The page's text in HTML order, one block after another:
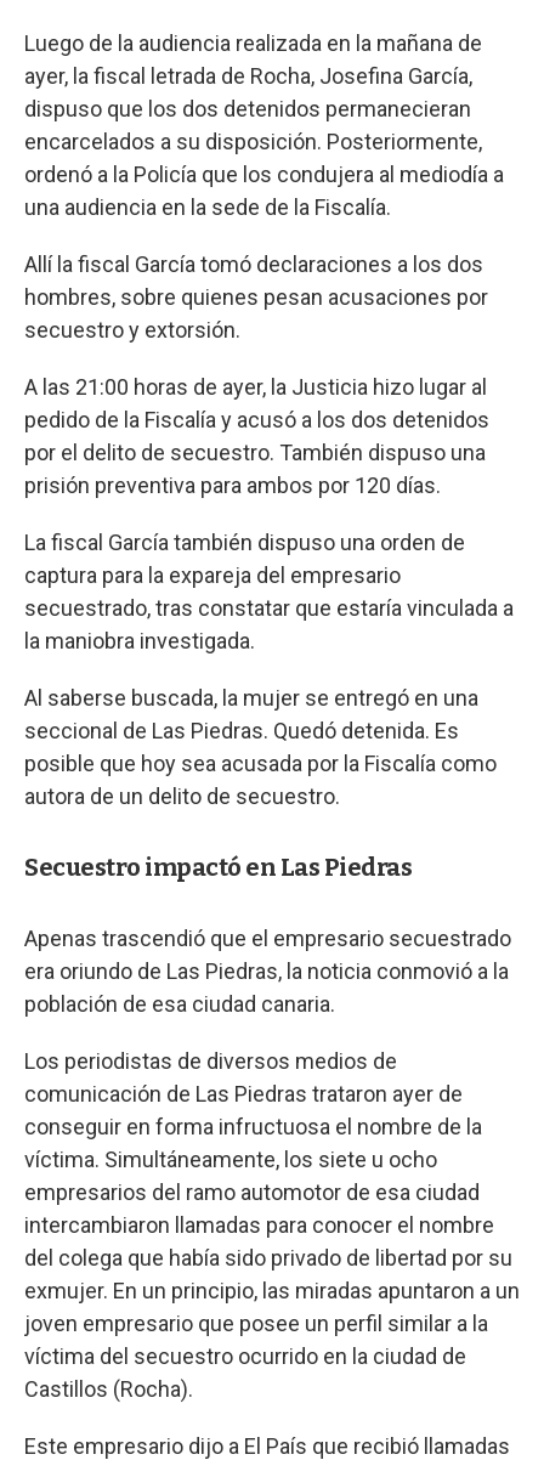
Luego de la audiencia realizada en la mañana de
ayer, la fiscal letrada de Rocha, Josefina García,
dispuso que los dos detenidos permanecieran
encarcelados a su disposición. Posteriormente,
ordenó a la Policía que los condujera al mediodía a
una audiencia en la sede de la Fiscalía.
Allí la fiscal García tomó declaraciones a los dos
hombres, sobre quienes pesan acusaciones por
secuestro y extorsión.
A las 21:00 horas de ayer, la Justicia hizo lugar al
pedido de la Fiscalía y acusó a los dos detenidos
por el delito de secuestro. También dispuso una
prisión preventiva para ambos por 120 días.
La fiscal García también dispuso una orden de
captura para la expareja del empresario
secuestrado, tras constatar que estaría vinculada a
la maniobra investigada.
Al saberse buscada, la mujer se entregó en una
seccional de Las Piedras. Quedó detenida. Es
posible que hoy sea acusada por la Fiscalía como
autora de un delito de secuestro.
Secuestro impactó en Las Piedras
Apenas trascendió que el empresario secuestrado
era oriundo de Las Piedras, la noticia conmovió a la
población de esa ciudad canaria.
Los periodistas de diversos medios de
comunicación de Las Piedras trataron ayer de
conseguir en forma infructuosa el nombre de la
víctima. Simultáneamente, los siete u ocho
empresarios del ramo automotor de esa ciudad
intercambiaron llamadas para conocer el nombre
del colega que había sido privado de libertad por su
exmujer. En un principio, las miradas apuntaron a un
joven empresario que posee un perfil similar a la
víctima del secuestro ocurrido en la ciudad de
Castillos (Rocha).
Este empresario dijo a El País que recibió llamadas